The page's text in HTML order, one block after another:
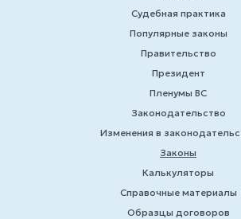
Судебная практика
Популярные законы
Правительство
Президент
Пленумы ВС
Законодательство
Изменения в
Законы
Калькуляторы
Справочные материалы
Образцы договоров